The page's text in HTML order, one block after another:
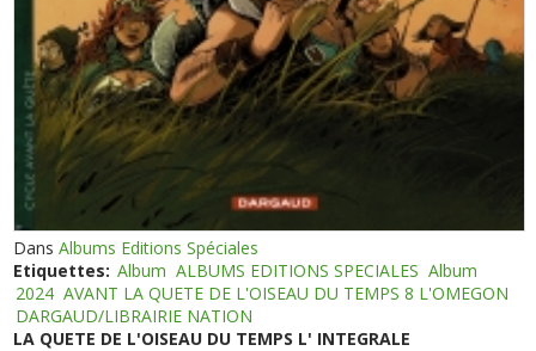
DansAlbums Editions Spéciales
Etiquettes: Album ALBUMS EDITIONS SPECIALES Album
2024 AVANT LA QUETE DE L'OISEAU DU TEMPS 8 L'OMEGON
DARGAUD/LIBRAIRIE NATION
LA QUETE DE L'OISEAU DU TEMPS L' INTEGRALE